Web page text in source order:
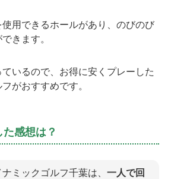
用できるホールがあり、のびのび
きます。
いるので、お得に安くプレーした
がおすすめです。
感想は？
ナミックゴルフ千葉は、 一人で回